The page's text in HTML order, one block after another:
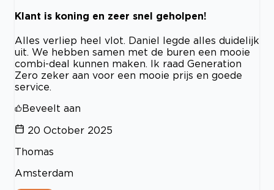
Klant is koning en zeer snel geholpen!
Alles verliep heel vlot. Daniel legde alles duidelijk
uit. We hebben samen met de buren een mooie
combi-deal kunnen maken. Ik raad Generation
Zero zeker aan voor een mooie prijs en goede
service.
Beveelt aan
20 October 2025
Thomas
Amsterdam